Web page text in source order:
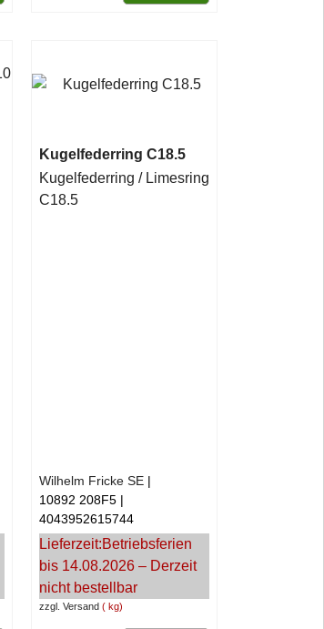
Kugelfederring C18.5
Kugelfederring / Limesring
C18.5
zzgl. Versand kg
Wilhelm Fricke SE
10892 208F5
4043952615744
Lieferzeit:Betriebsferien
bis 14.08.2026 – Derzeit
nicht bestellbar